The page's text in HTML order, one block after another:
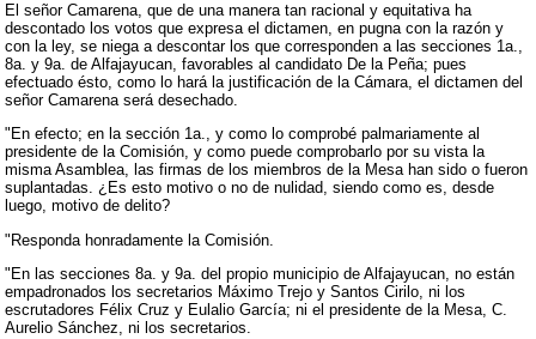
El señor Camarena, que de una manera tan racional y equitativa ha
descontado los votos que expresa el dictamen, en pugna con la razón y
con la ley, se niega a descontar los que corresponden a las secciones 1a.,
8a. y 9a. de Alfajayucan, favorables al candidato De la Peña; pues
efectuado ésto, como lo hará la justificación de la Cámara, el dictamen del
señor Camarena será desechado.
"En efecto; en la sección 1a., y como lo comprobé palmariamente al
presidente de la Comisión, y como puede comprobarlo por su vista la
misma Asamblea, las firmas de los miembros de la Mesa han sido o fueron
suplantadas. ¿Es esto motivo o no de nulidad, siendo como es, desde
luego, motivo de delito?
"Responda honradamente la Comisión.
"En las secciones 8a. y 9a. del propio municipio de Alfajayucan, no están
empadronados los secretarios Máximo Trejo y Santos Cirilo, ni los
escrutadores Félix Cruz y Eulalio García; ni el presidente de la Mesa, C.
Aurelio Sánchez, ni los secretarios.